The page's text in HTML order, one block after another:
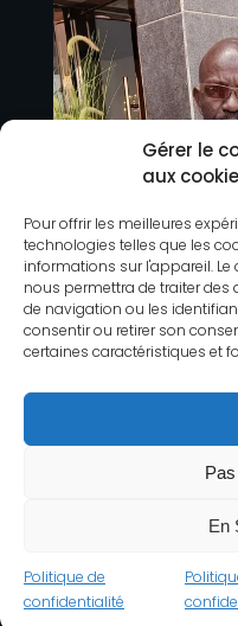
Gérer le
aux
Pour offrir les meilleures
technologies telles que les
informations sur l'appareil.
nous permettra de traiter
de navigation ou les
consentir ou retirer son
certaines caractéristiques et
En
Politique de
confidentialité